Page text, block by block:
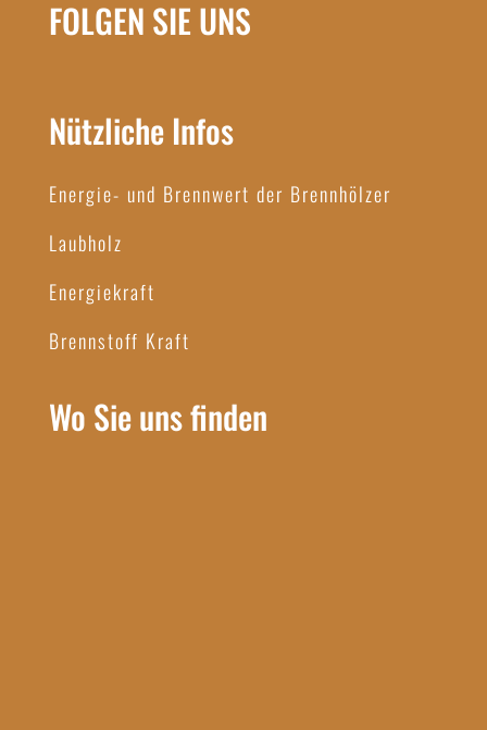
FOLGEN SIE UNS
Nützliche Infos
Energie- und Brennwert der Brennhölzer
Laubholz
Energiekraft
Brennstoff Kraft
Wo Sie uns finden